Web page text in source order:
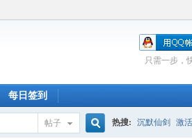
只需一步，
每日签到
帖子 热搜: 沉默仙剑 激